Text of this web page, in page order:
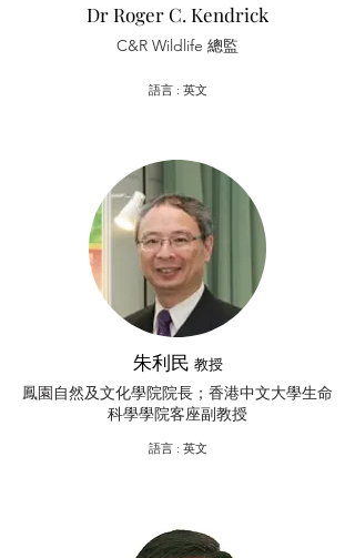
Dr Roger C. Kendrick
C&R Wildlife 總監
​語言 : 英文
朱利民 教授
鳳園自然及文化學院院長；香港中文大學生命
科學學院客座副教授
​語言 : 英文